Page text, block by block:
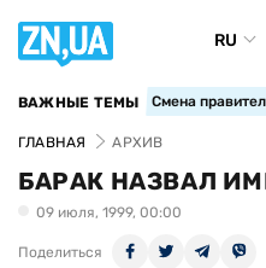
RU
ВАЖНЫЕ ТЕМЫ Смена
ГЛАВНАЯ АРХИВ
БАРАК НАЗВАЛ
09 июля, 1999, 00:00
Поделиться